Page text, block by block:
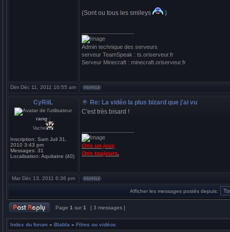
(Sont ou tous les smileys )
Admin technique des serveurs
serveur TeamSpeak : ts.oriserveur.fr
Serveur Minecraft : minecraft.oriserveur.fr
Dim Déc 11, 2011 10:55 am
CyRiiL
rang :
Vache
Inscription: Sam Juil 31,
2010 3:43 pm
Messages: 31
Localisation: Aquitaine (40)
Re: La vidéo la plus bizard que j'ai vu
C'est très bisard !
Oris un jour,
Oris toujours.
Mar Déc 13, 2011 6:36 pm
Afficher les messages postés depuis:
Page 1 sur 1 [ 3 messages ]
Index du forum » Blabla » Films ou vidéos